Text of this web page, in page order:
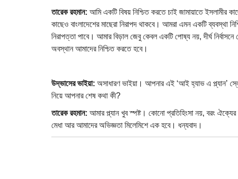
তারেক রহমান: আমি একটি বিষয় নিশ্চিত করতে চাই জামায়াতে ইসলামীর
কাছেও বাংলাদেশের মাছেরা নিরাপদ থাকবে। আমরা এমন একটি ব্যবস্থা
নিরাপত্তা পাবে। আমার বিড়াল জেবু কেবল একটি পোষ্য নয়, দীর্ঘ
অবস্থান আমাদের নিশ্চিত করতে হবে।
উদ্ভাসের ভাইয়া: অসাধারণ ভাইয়া। আপনার এই ‘আই হ্যাভ এ প্ল্যান’
নিয়ে আপনার শেষ কথা কী?
তারেক রহমান: আমার প্ল্যান খুব স্পষ্ট। কোনো প্রতিহিংসা নয়, বরং ঐক্যের
মেধা আর আমাদের অভিজ্ঞতা মিলেমিশে এক হবে। ধন্যবাদ।